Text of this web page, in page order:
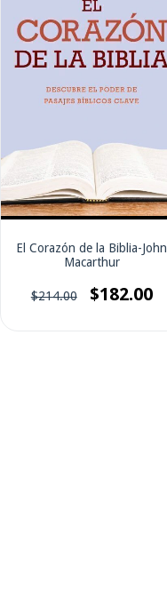
El Corazón de la Biblia-John
Macarthur
$214.00 $182.00